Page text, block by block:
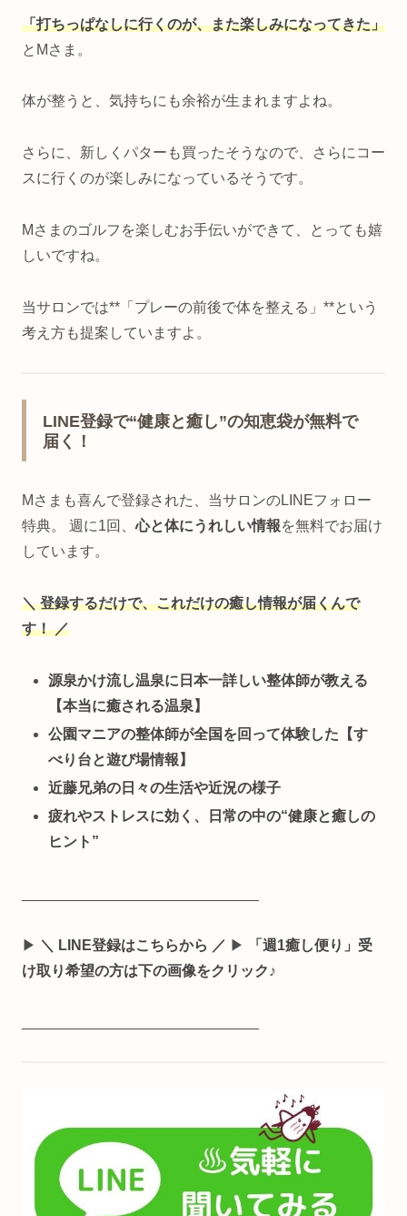
「打ちっぱなしに行くのが、また楽しみになってきた」
とMさま。
体が整うと、気持ちにも余裕が生まれますよね。
さらに、新しくパターも買ったそうなので、さらにコー
スに行くのが楽しみになっているそうです。
Mさまのゴルフを楽しむお手伝いができて、とっても嬉
しいですね。
当サロンでは**「プレーの前後で体を整える」**という
考え方も提案していますよ。
LINE登録で“健康と癒し”の知恵袋が無料で
届く！
Mさまも喜んで登録された、当サロンのLINEフォロー
特典。 週に1回、心と体にうれしい情報を無料でお届け
しています。
＼ 登録するだけで、これだけの癒し情報が届くんで
す！ ／
源泉かけ流し温泉に日本一詳しい整体師が教える
【本当に癒される温泉】
公園マニアの整体師が全国を回って体験した【す
べり台と遊び場情報】
近藤兄弟の日々の生活や近況の様子
疲れやストレスに効く、日常の中の“健康と癒しの
ヒント”
▶ ＼ LINE登録はこちらから ／ ▶
「週1癒し便り」受
け取り希望の方は下の画像をクリック♪